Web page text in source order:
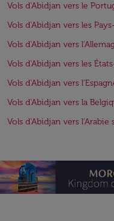
Vols d'Abidjan vers le
Vols d'Abidjan vers les
Vols d'Abidjan vers
Vols d'Abidjan vers les
Vols d'Abidjan vers
Vols d'Abidjan vers la
Vols d'Abidjan vers l'Arabie